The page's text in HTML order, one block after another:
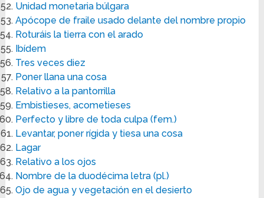
Unidad monetaria búlgara
Apócope de fraile usado delante del nombre propio
Roturáis la tierra con el arado
Ibídem
Tres veces diez
Poner llana una cosa
Relativo a la pantorrilla
Embistieses, acometieses
Perfecto y libre de toda culpa (fem.)
Levantar, poner rígida y tiesa una cosa
Lagar
Relativo a los ojos
Nombre de la duodécima letra (pl.)
Ojo de agua y vegetación en el desierto